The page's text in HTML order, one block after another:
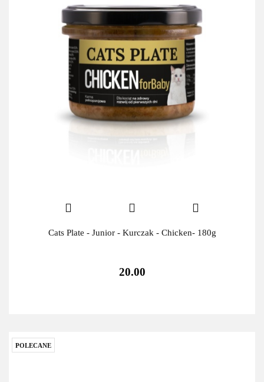
Cats Plate - Junior - Kurczak - Chicken- 180g
20.00
POLECANE